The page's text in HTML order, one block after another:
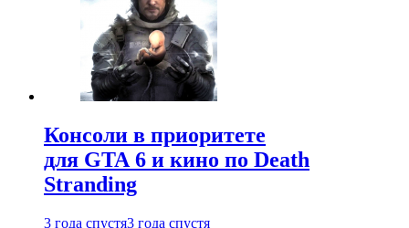
Консоли в приоритете
для GTA 6 и кино по Death
Stranding
3 года спустя3 года спустя